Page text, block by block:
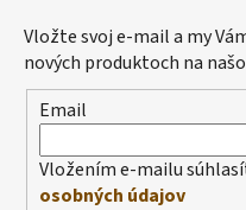
Vložte svoj e-mail a my
nových produktoch na
Email
Vložením e-mailu
osobných údajov